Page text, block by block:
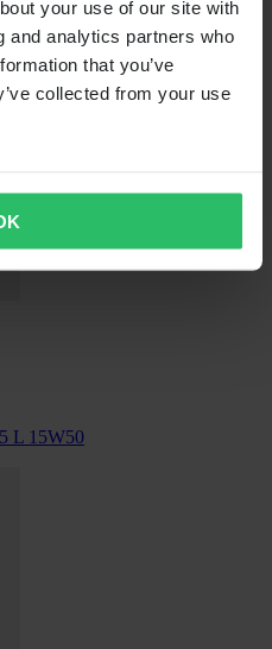
your use of our site with
and analytics partners who
that you’ve
collected from your use
L 15W50